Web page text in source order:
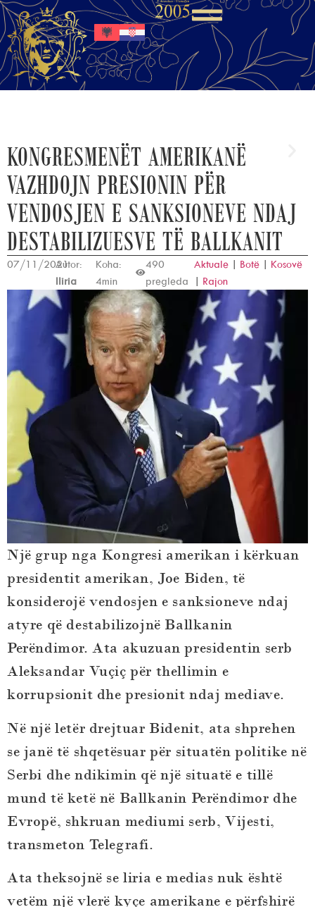
KONGRESMENËT AMERIKANË
VAZHDOJN PRESIONIN PËR
VENDOSJEN E SANKSIONEVE NDAJ
DESTABILIZUESVE TË BALLKANIT
07/11/2021Autor:
Iliria
Koha:
4min
490
pregleda
Aktuale| Botë| Kosovë
| Rajon
Një grup nga Kongresi amerikan i kërkuan
presidentit amerikan, Joe Biden, të
konsiderojë vendosjen e sanksioneve ndaj
atyre që destabilizojnë Ballkanin
Perëndimor. Ata akuzuan presidentin serb
Aleksandar Vuçiç për thellimin e
korrupsionit dhe presionit ndaj mediave.
Në një letër drejtuar Bidenit, ata shprehen
se janë të shqetësuar për situatën politike në
Serbi dhe ndikimin që një situatë e tillë
mund të ketë në Ballkanin Perëndimor dhe
Evropë, shkruan mediumi serb, Vijesti,
transmeton Telegrafi.
Ata theksojnë se liria e medias nuk është
vetëm një vlerë kyçe amerikane e përfshirë